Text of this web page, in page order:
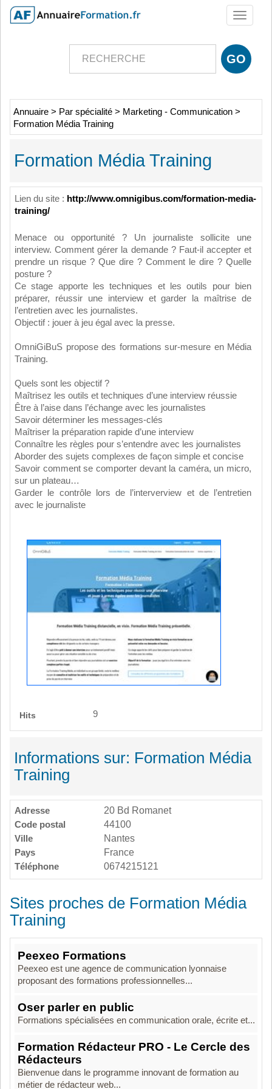
Toggle
Annuaire > Par spécialité > Marketing - Communication >
Formation Média Training
Formation Média Training
Lien du site : http://www.omnigibus.com/formation-media-
training/
Menace ou opportunité ? Un journaliste sollicite une
interview. Comment gérer la demande ? Faut-il accepter et
prendre un risque ? Que dire ? Comment le dire ? Quelle
posture ?
Ce stage apporte les techniques et les outils pour bien
préparer, réussir une interview et garder la maîtrise de
l’entretien avec les journalistes.
Objectif : jouer à jeu égal avec la presse.
OmniGiBuS propose des formations sur-mesure en Média
Training.
Quels sont les objectif ?
Maîtrisez les outils et techniques d’une interview réussie
Être à l’aise dans l’échange avec les journalistes
Savoir déterminer les messages-clés
Maîtriser la préparation rapide d’une interview
Connaître les règles pour s’entendre avec les journalistes
Aborder des sujets complexes de façon simple et concise
Savoir comment se comporter devant la caméra, un micro,
sur un plateau…
Garder le contrôle lors de l’interverview et de l’entretien
avec le journaliste
Hits 9
Informations sur: Formation Média
Training
Adresse
20 Bd Romanet
Code postal
44100
Ville
Nantes
Pays
France
Téléphone
0674215121
Sites proches de Formation Média
Training
Peexeo Formations
Peexeo est une agence de communication lyonnaise
proposant des formations professionnelles...
Oser parler en public
Formations spécialisées en communication orale, écrite et...
Formation Rédacteur PRO - Le Cercle des
Rédacteurs
Bienvenue dans le programme innovant de formation au
métier de rédacteur web...